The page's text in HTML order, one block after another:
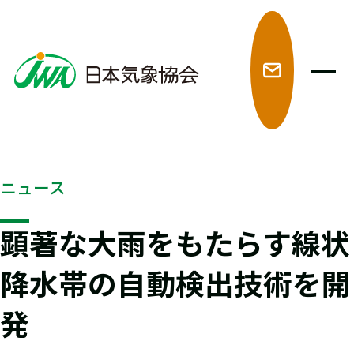
ニュース
顕著な大雨をもたらす線状
降水帯の自動検出技術を開
発